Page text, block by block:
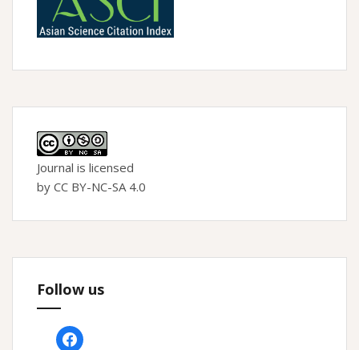
Journal is licensed
by CC BY-NC-SA 4.0
Follow us
facebook